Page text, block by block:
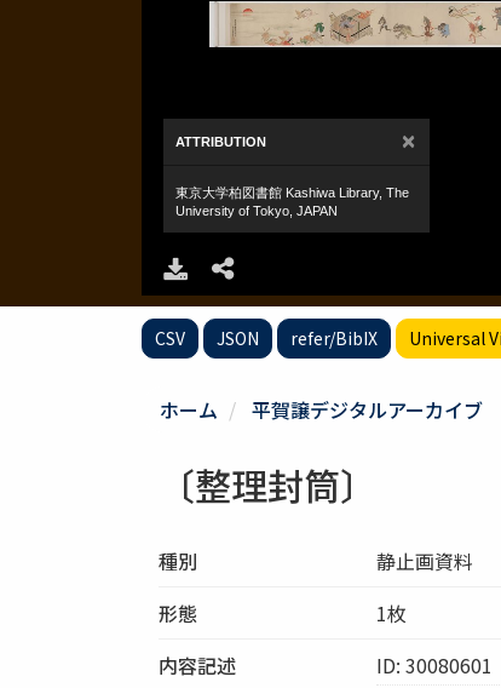
CSV JSON refer/BibIX Universal
ホーム 平賀譲デジタルアーカイブ
〔整理封筒〕
種別
静止画資料
形態
1枚
内容記述
ID: 30080601